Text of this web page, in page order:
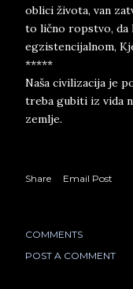
oblici života, van
to lično ropstvo, da
egzistencijalnom,
*****
Naša civilizacija je
treba gubiti iz vida
zemlje.
Share Email Post
COMMENTS
POST A COMMENT